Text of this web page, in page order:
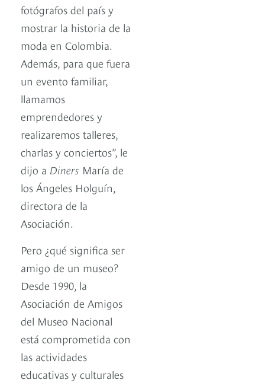
fotógrafos del país y
mostrar la historia de la
moda en Colombia.
Además, para que fuera
un evento familiar,
llamamos
emprendedores y
realizaremos talleres,
charlas y conciertos”, le
dijo a Diners María de
los Ángeles Holguín,
directora de la
Asociación.
Pero ¿qué significa ser
amigo de un museo?
Desde 1990, la
Asociación de Amigos
del Museo Nacional
está comprometida con
las actividades
educativas y culturales